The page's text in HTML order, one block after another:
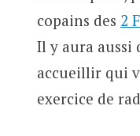
copains des 2
Il y aura aussi
accueillir qui
exercice de